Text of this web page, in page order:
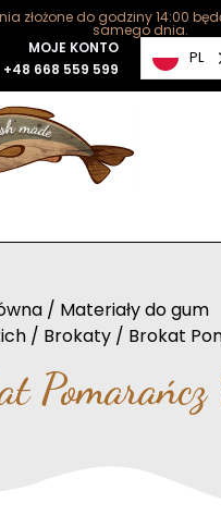
złożone do godziny 14:00
samego dnia.
MOJE KONTO
+48 668 559 599
PL
/ Materiały do gum
/ Brokaty / Brokat